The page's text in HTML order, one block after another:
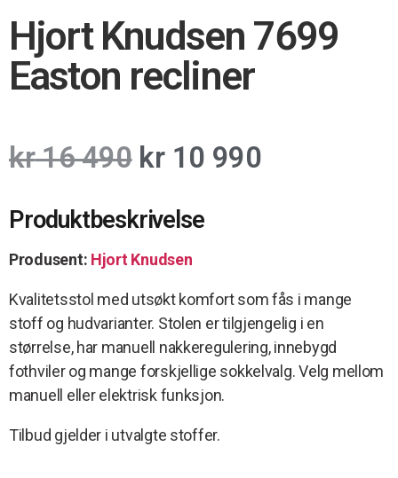
Hjort Knudsen 7699
Easton recliner
kr16 490 kr10 990
Produktbeskrivelse
Produsent: Hjort Knudsen
Kvalitetsstol med utsøkt komfort som fås i mange
stoff og hudvarianter. Stolen er tilgjengelig i en
størrelse, har manuell nakkeregulering, innebygd
fothviler og mange forskjellige sokkelvalg. Velg mellom
manuell eller elektrisk funksjon.
Tilbud gjelder i utvalgte stoffer.